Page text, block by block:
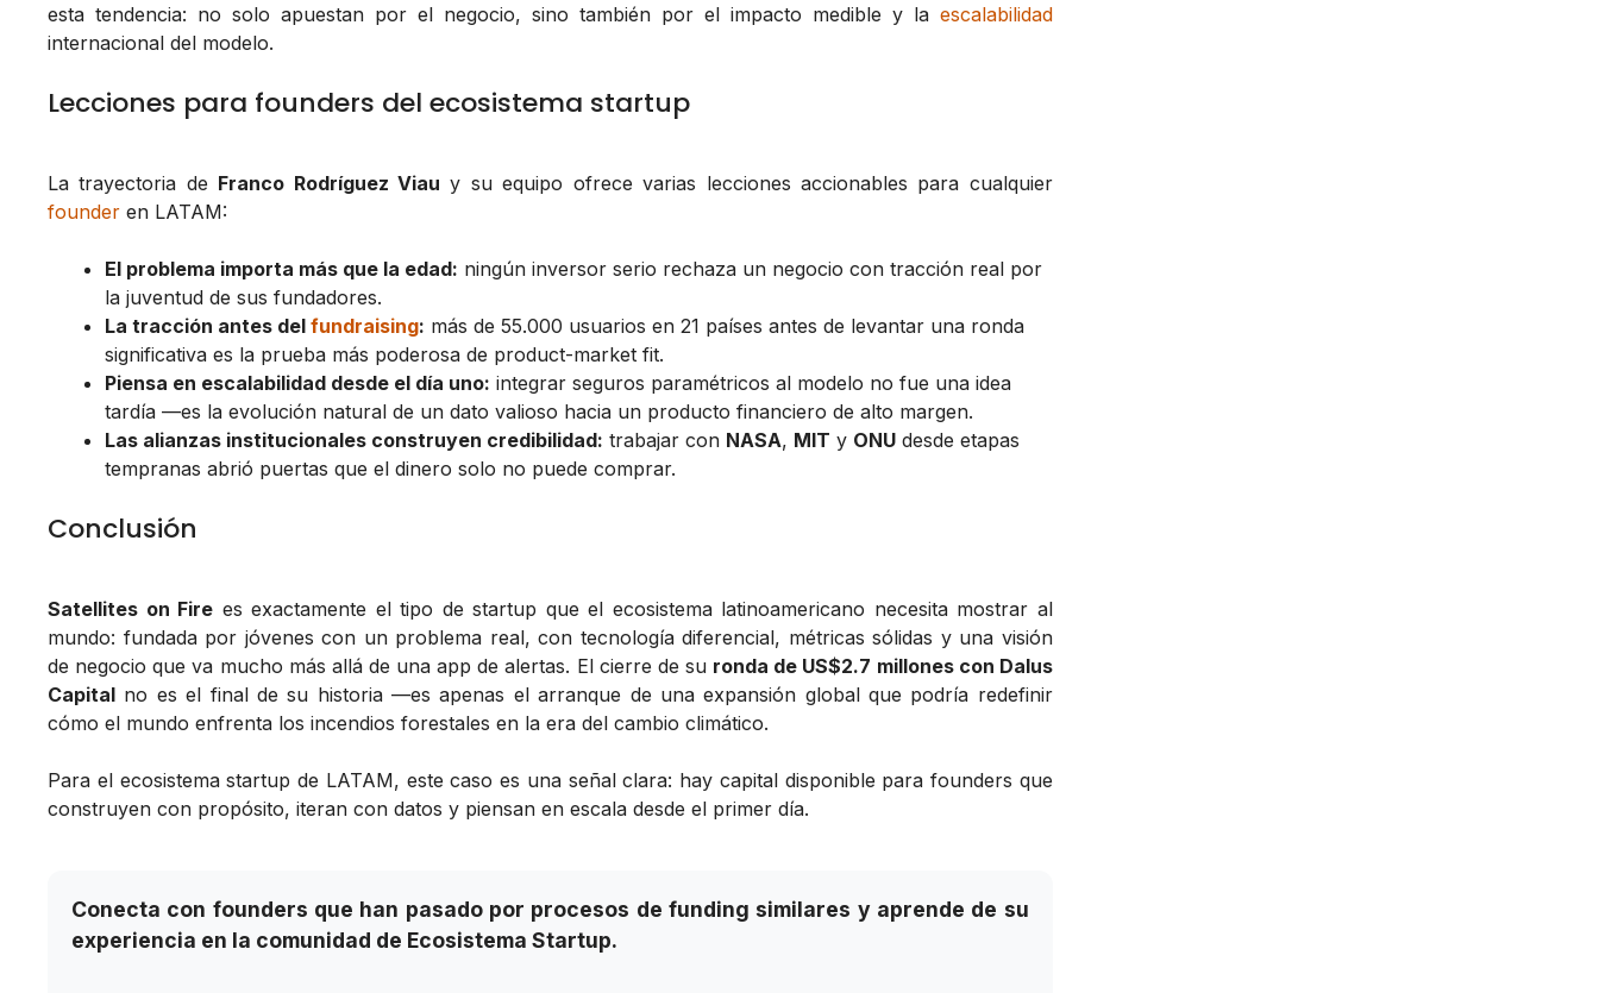
esta tendencia: no solo apuestan por el negocio, sino también por el impacto medible y la escalabilidad
internacional del modelo.
Lecciones para founders del ecosistema startup
La trayectoria de Franco Rodríguez Viau y su equipo ofrece varias lecciones accionables para cualquier
founder en LATAM:
El problema importa más que la edad: ningún inversor serio rechaza un negocio con tracción real por
la juventud de sus fundadores.
La tracción antes del fundraising: más de 55.000 usuarios en 21 países antes de levantar una ronda
significativa es la prueba más poderosa de product-market fit.
Piensa en escalabilidad desde el día uno: integrar seguros paramétricos al modelo no fue una idea
tardía —es la evolución natural de un dato valioso hacia un producto financiero de alto margen.
Las alianzas institucionales construyen credibilidad: trabajar con NASA, MIT y ONU desde etapas
tempranas abrió puertas que el dinero solo no puede comprar.
Conclusión
Satellites on Fire es exactamente el tipo de startup que el ecosistema latinoamericano necesita mostrar al
mundo: fundada por jóvenes con un problema real, con tecnología diferencial, métricas sólidas y una visión
de negocio que va mucho más allá de una app de alertas. El cierre de su ronda de US$2.7 millones con Dalus
Capital no es el final de su historia —es apenas el arranque de una expansión global que podría redefinir
cómo el mundo enfrenta los incendios forestales en la era del cambio climático.
Para el ecosistema startup de LATAM, este caso es una señal clara: hay capital disponible para founders que
construyen con propósito, iteran con datos y piensan en escala desde el primer día.
Conecta con founders que han pasado por procesos de funding similares y aprende de su
experiencia en la comunidad de Ecosistema Startup.